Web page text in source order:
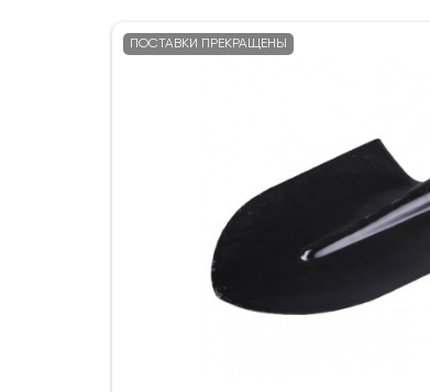
ПОСТАВКИ ПРЕКРАЩЕНЫ